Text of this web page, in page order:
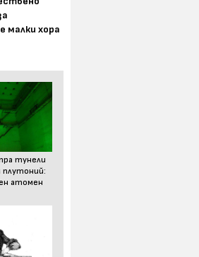
малки хора
тунели
плутоний:
атомен